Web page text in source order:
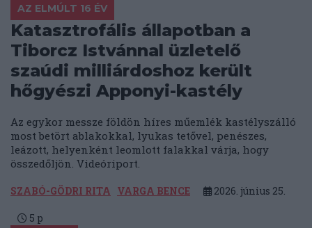
AZ ELMÚLT 16 ÉV
Katasztrofális állapotban a
Tiborcz Istvánnal üzletelő
szaúdi milliárdoshoz került
hőgyészi Apponyi-kastély
Az egykor messze földön híres műemlék kastélyszálló
most betört ablakokkal, lyukas tetővel, penészes,
leázott, helyenként leomlott falakkal várja, hogy
összedőljön. Videóriport.
SZABÓ-GÖDRI RITA VARGA BENCE 2026. június 25.
5 p